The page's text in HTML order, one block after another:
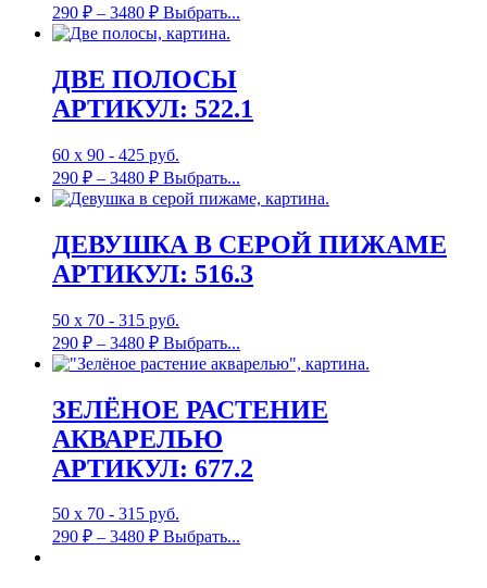
290 ₽ – 3480 ₽ Выбрать...
ДВЕ ПОЛОСЫ
АРТИКУЛ: 522.1
60 х 90 - 425 руб.
290 ₽ – 3480 ₽ Выбрать...
ДЕВУШКА В СЕРОЙ ПИЖАМЕ
АРТИКУЛ: 516.3
50 х 70 - 315 руб.
290 ₽ – 3480 ₽ Выбрать...
ЗЕЛЁНОЕ РАСТЕНИЕ
АКВАРЕЛЬЮ
АРТИКУЛ: 677.2
50 х 70 - 315 руб.
290 ₽ – 3480 ₽ Выбрать...